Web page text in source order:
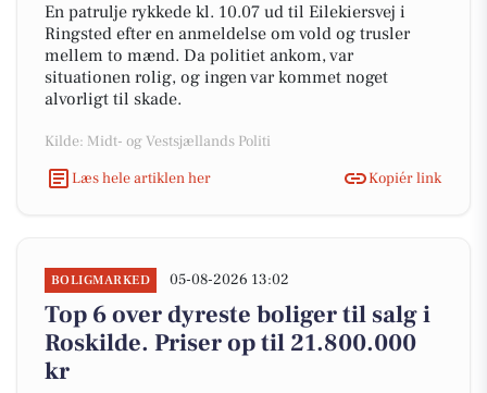
En patrulje rykkede kl. 10.07 ud til Eilekiersvej i
Ringsted efter en anmeldelse om vold og trusler
mellem to mænd. Da politiet ankom, var
situationen rolig, og ingen var kommet noget
alvorligt til skade.
Kilde: Midt- og Vestsjællands Politi
Læs hele artiklen her
Kopiér link
BOLIGMARKED 05-08-2026 13:02
Top 6 over dyreste boliger til salg i
Roskilde. Priser op til 21.800.000
kr